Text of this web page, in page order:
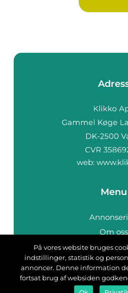
web:
Menu
Om oss
Cookies
Kontakta
På vores website bruges
indstillinger, statistik og
annoncer. Denne information
fortsat brug af websiden